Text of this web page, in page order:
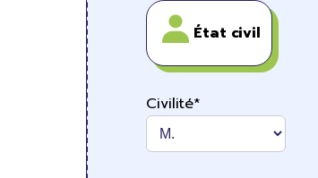
État civil
Civilité*